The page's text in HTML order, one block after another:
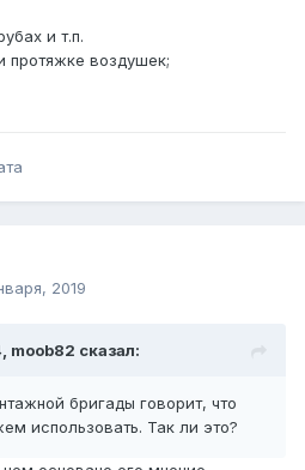
и т.п.
протяжке воздушек;
2019
moob82 сказал:
бригады говорит, что
использовать. Так ли это?